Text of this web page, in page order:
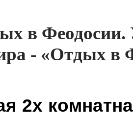
в Феодосии.
- «Отдых в
2х